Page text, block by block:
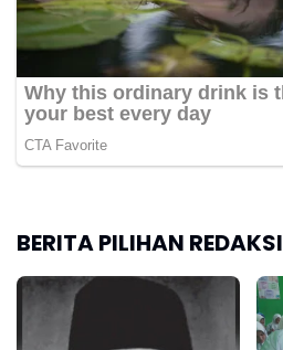
BERITA PILIHAN REDAKSI